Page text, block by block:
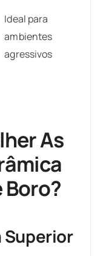
Ideal para
ambientes
agressivos
As
Boro?
Superior